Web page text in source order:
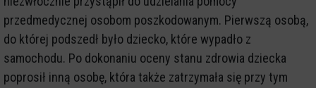
przedmedycznej osobom poszkodowanym. Pierwszą osobą,
do której podszedł było dziecko, które wypadło z
samochodu. Po dokonaniu oceny stanu zdrowia dziecka
poprosił inną osobę, która także zatrzymała się przy tym